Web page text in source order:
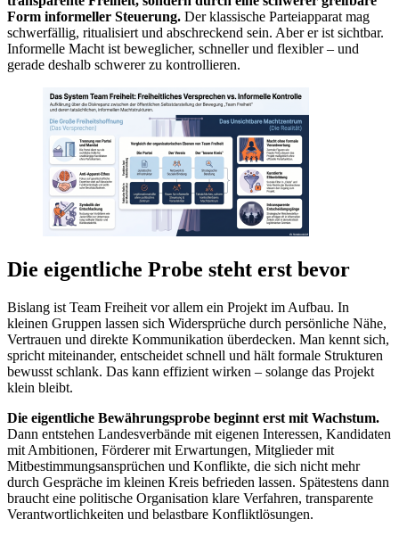
Form informeller Steuerung. Der klassische Parteiapparat mag
schwerfällig, ritualisiert und abschreckend sein. Aber er ist sichtbar.
Informelle Macht ist beweglicher, schneller und flexibler – und
gerade deshalb schwerer zu kontrollieren.
Die eigentliche Probe steht erst bevor
Bislang ist Team Freiheit vor allem ein Projekt im Aufbau. In
kleinen Gruppen lassen sich Widersprüche durch persönliche Nähe,
Vertrauen und direkte Kommunikation überdecken. Man kennt sich,
spricht miteinander, entscheidet schnell und hält formale Strukturen
bewusst schlank. Das kann effizient wirken – solange das Projekt
klein bleibt.
Die eigentliche Bewährungsprobe beginnt erst mit Wachstum.
Dann entstehen Landesverbände mit eigenen Interessen, Kandidaten
mit Ambitionen, Förderer mit Erwartungen, Mitglieder mit
Mitbestimmungsansprüchen und Konflikte, die sich nicht mehr
durch Gespräche im kleinen Kreis befrieden lassen. Spätestens dann
braucht eine politische Organisation klare Verfahren, transparente
Verantwortlichkeiten und belastbare Konfliktlösungen.